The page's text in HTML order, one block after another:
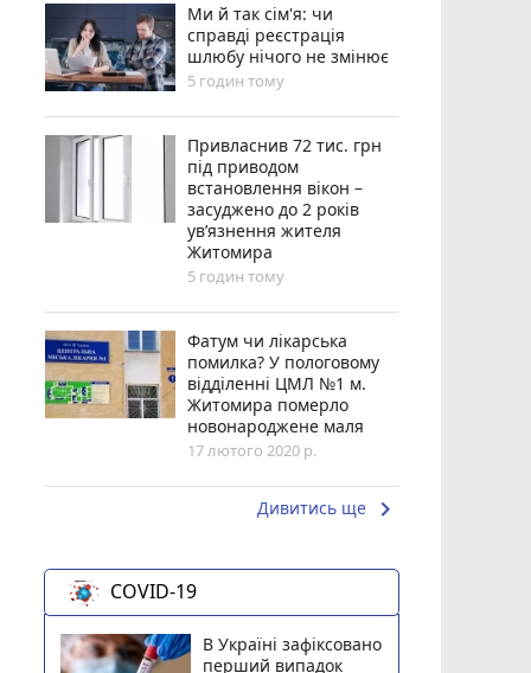
Ми й так сім'я: чи
справді реєстрація
шлюбу нічого не змінює
5 годин тому
Привласнив 72 тис. грн
під приводом
встановлення вікон –
засуджено до 2 років
ув’язнення жителя
Житомира
5 годин тому
Фатум чи лікарська
помилка? У пологовому
відділенні ЦМЛ №1 м.
Житомира померло
новонароджене маля
17 лютого 2020 р.
Дивитись ще keyboard_arrow_right
COVID-19
В Україні зафіксовано
перший випадок